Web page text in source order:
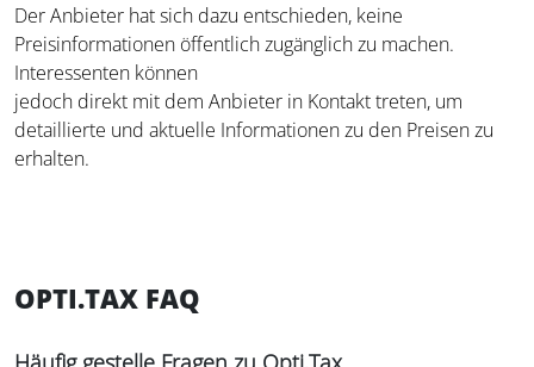
Der Anbieter hat sich dazu entschieden, keine
Preisinformationen öffentlich zugänglich zu machen.
Interessenten können
jedoch direkt mit dem Anbieter in Kontakt treten, um
detaillierte und aktuelle Informationen zu den Preisen zu
erhalten.
OPTI.TAX FAQ